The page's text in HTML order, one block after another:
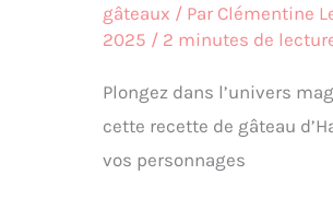
gâteaux / Par Clémentine
2025 / 2 minutes de
Plongez dans l’univers
cette recette de gâteau
vos personnages